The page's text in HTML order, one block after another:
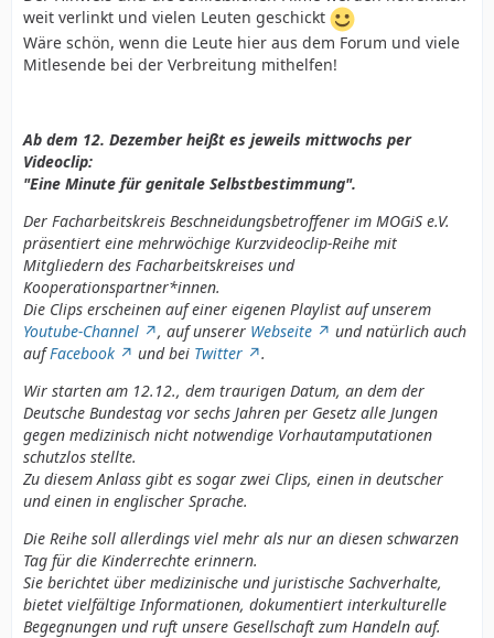
weit verlinkt und vielen Leuten geschickt
Wäre schön, wenn die Leute hier aus dem Forum und viele
Mitlesende bei der Verbreitung mithelfen!
Ab dem 12. Dezember heißt es jeweils mittwochs per
Videoclip:
"Eine Minute für genitale Selbstbestimmung".
Der Facharbeitskreis Beschneidungsbetroffener im MOGiS e.V.
präsentiert eine mehrwöchige Kurzvideoclip-Reihe mit
Mitgliedern des Facharbeitskreises und
Kooperationspartner*innen.
Die Clips erscheinen auf einer eigenen Playlist auf unserem
Youtube-Channel
, auf unserer Webseite
und natürlich auch
aufFacebook und bei Twitter
.
Wir starten am 12.12., dem traurigen Datum, an dem der
Deutsche Bundestag vor sechs Jahren per Gesetz alle Jungen
gegen medizinisch nicht notwendige Vorhautamputationen
schutzlos stellte.
Zu diesem Anlass gibt es sogar zwei Clips, einen in deutscher
und einen in englischer Sprache.
Die Reihe soll allerdings viel mehr als nur an diesen schwarzen
Tag für die Kinderrechte erinnern.
Sie berichtet über medizinische und juristische Sachverhalte,
bietet vielfältige Informationen, dokumentiert interkulturelle
Begegnungen und ruft unsere Gesellschaft zum Handeln auf.